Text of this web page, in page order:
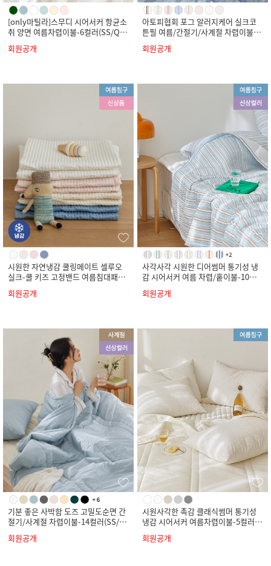
[only마틸라]스무디 시어서커 항균소
취 양면 여름차렵이불-6컬러(SS/Q/
K)
회원공개
아토피협회 포그 알러지케어 실크코
튼필 여름/간절기/사계절 차렵이불-8
컬러(SS/Q/K)
회원공개
시원한 자연냉감 쿨링메이트 셀루오
실크-쿨 키즈 고정밴드 여름침대패드-
4컬러(SS)
회원공개
사각사각 시원한 디어썸머 통기성 냉
감 시어서커 여름 차렵/홑이불-10컬
러(SS/Q/K)
회원공개
기분 좋은 사박함 도즈 고밀도순면 간
절기/사계절 차렵이불-14컬러(SS/Q/
회원공개
시원사각한 촉감 클래식썸머 통기성
냉감 시어서커 여름차렵이불-5컬러(S
회원공개